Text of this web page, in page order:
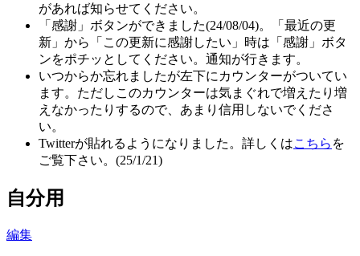
があれば知らせてください。
「感謝」ボタンができました(24/08/04)。「最近の更
新」から「この更新に感謝したい」時は「感謝」ボタ
ンをポチッとしてください。通知が行きます。
いつからか忘れましたが左下にカウンターがついてい
ます。ただしこのカウンターは気まぐれで増えたり増
えなかったりするので、あまり信用しないでくださ
い。
Twitterが貼れるようになりました。詳しくはこちら を
ご覧下さい。(25/1/21)
自分用
編集